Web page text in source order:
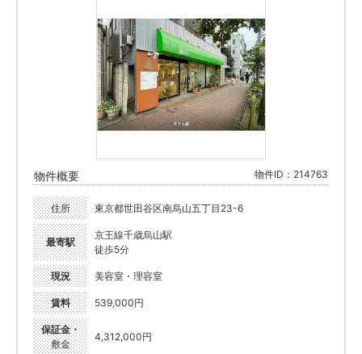
物件概要 物件ID：214763
住所 東京都世田谷区南烏山五丁目23-6
最寄駅
京王線千歳烏山駅
徒歩5分
現況 美容室・理容室
賃料 539,000円
保証金・
敷金
4,312,000円